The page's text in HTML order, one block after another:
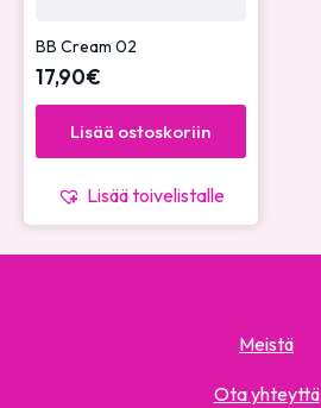
BB Cream 02
17,90€
Lisää ostoskoriin
Lisää toivelistalle
Meistä
Ota yhteyttä